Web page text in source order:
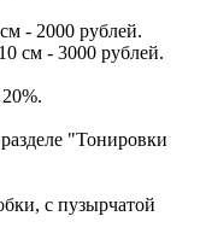
- 2000 рублей.
см - 3000 рублей.
"Тонировки
с пузырчатой